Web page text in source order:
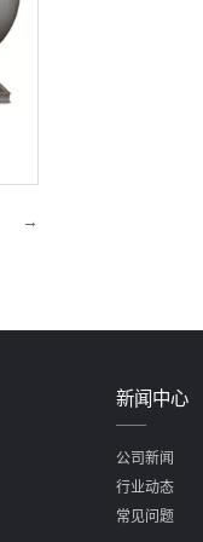
→
新闻中心
公司新闻
行业动态
常见问题